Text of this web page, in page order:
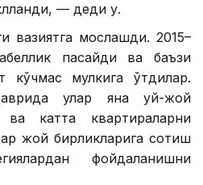
— деди у.
вазиятга мослашди. 2015–
пасайди ва баъзи
кўчмас мулкига ўтдилар.
улар яна уй-жой
катта квартираларни
жой бирликларига сотиш
фойдаланишни